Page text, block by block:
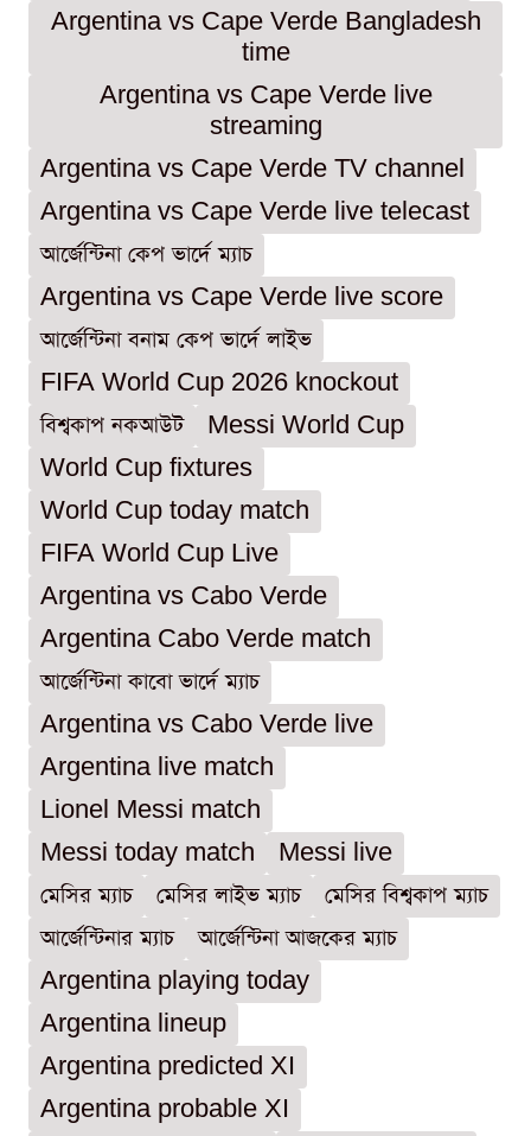
Argentina vs Cape Verde Bangladesh
time
Argentina vs Cape Verde live
streaming
Argentina vs Cape Verde TV channel
Argentina vs Cape Verde live telecast
আর্জেন্টিনা কেপ ভার্দে ম্যাচ
Argentina vs Cape Verde live score
আর্জেন্টিনা বনাম কেপ ভার্দে লাইভ
FIFA World Cup 2026 knockout
বিশ্বকাপ নকআউট
Messi World Cup
World Cup fixtures
World Cup today match
FIFA World Cup Live
Argentina vs Cabo Verde
Argentina Cabo Verde match
আর্জেন্টিনা কাবো ভার্দে ম্যাচ
Argentina vs Cabo Verde live
Argentina live match
Lionel Messi match
Messi today match
Messi live
মেসির ম্যাচ
মেসির লাইভ ম্যাচ
মেসির বিশ্বকাপ ম্যাচ
আর্জেন্টিনার ম্যাচ
আর্জেন্টিনা আজকের ম্যাচ
Argentina playing today
Argentina lineup
Argentina predicted XI
Argentina probable XI